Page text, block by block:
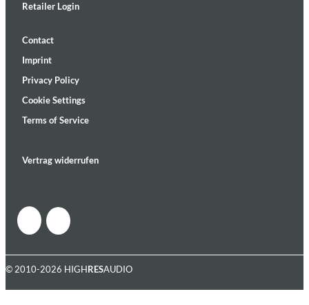
Retailer Login
Contact
Imprint
Privacy Policy
Cookie Settings
Terms of Service
Vertrag widerrufen
© 2010-2026 HIGHRESAUDIO